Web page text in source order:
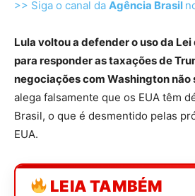
>> Siga o canal da Agência Brasil
Lula voltou a defender o uso da
para responder as taxações de
negociações com Washington
alega falsamente que os EUA têm
Brasil, o que é desmentido pelas
EUA.
LEIA TAMBÉM